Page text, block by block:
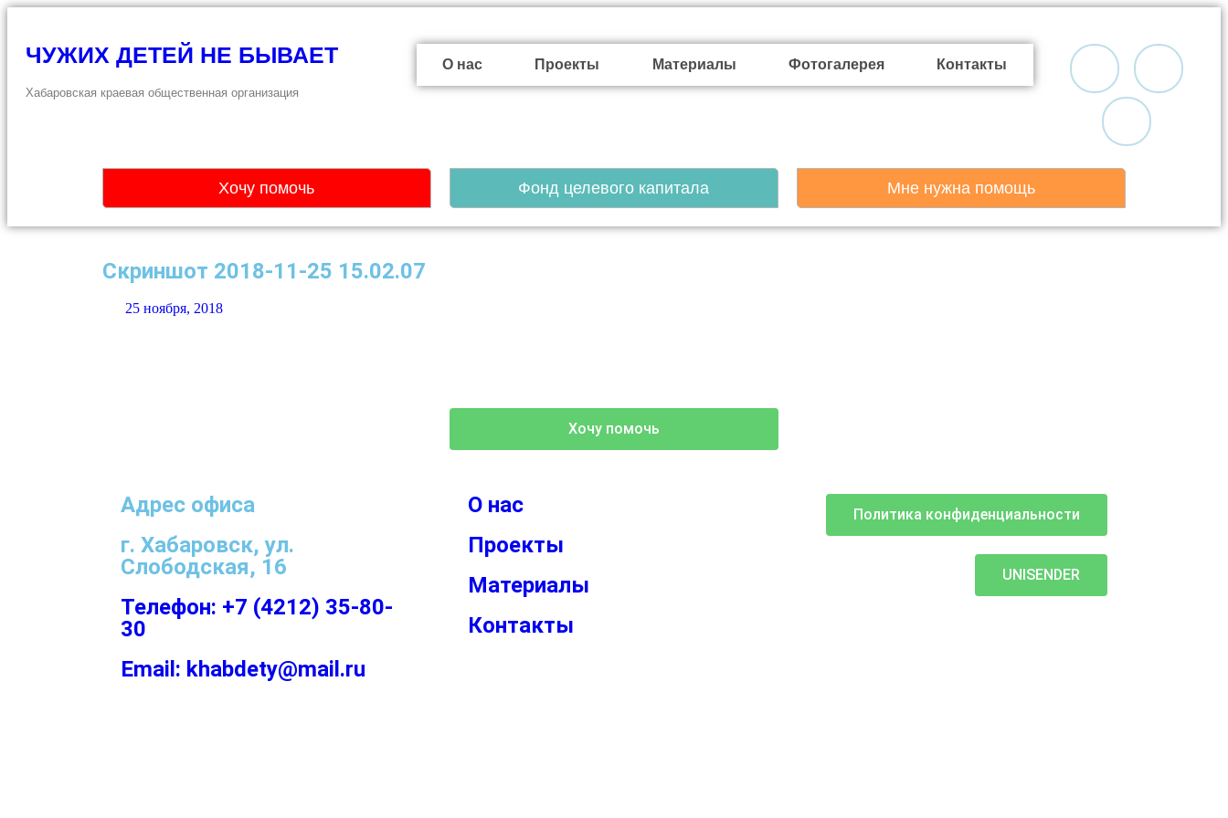
ЧУЖИХ ДЕТЕЙ НЕ БЫВАЕТ
Хабаровская краевая общественная организация
О нас Проекты Материалы Фотогалерея Контакты
Хочу помочь Фонд целевого капитала Мне нужна помощь
Скриншот 2018-11-25 15.02.07
25 ноября, 2018
Хочу помочь
Адрес офиса
г. Хабаровск, ул.
Слободская, 16
Телефон: +7 (4212) 35-80-
30
Email: khabdety@mail.ru
О нас
Проекты
Материалы
Контакты
Политика конфиденциальности
UNISENDER